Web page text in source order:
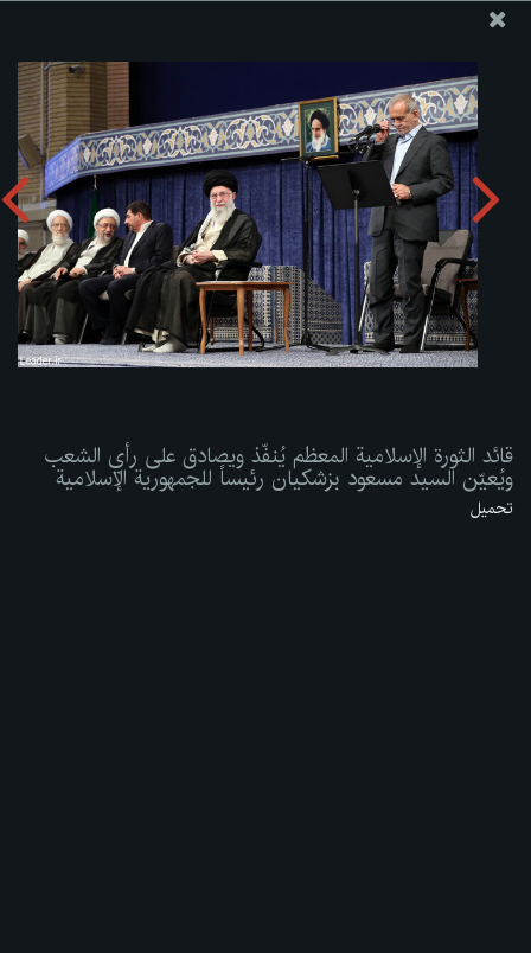
قائد الثورة الإسلامية المعظم يُنفّذ ويصادق على رأي الشعب
ويُعيّن السيد مسعود بزشكيان رئيساً للجمهورية الإسلامية
تحميل الألبوم:zip
قائد الثورة الإسلامية المعظم يُنفّذ ويصادق على رأي الشعب
ويُعيّن السيد مسعود بزشكيان رئيساً للجمهورية الإسلامية
تحميل